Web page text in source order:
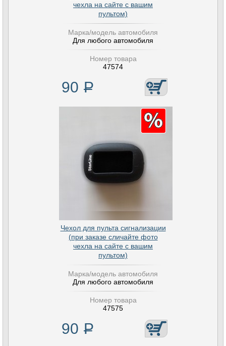
чехла на сайте с вашим
пультом)
Марка/модель автомобиля
Для любого автомобиля
Номер товара
47574
90 Р
Чехол для пульта сигнализации
(при заказе сличайте фото
чехла на сайте с вашим
пультом)
Марка/модель автомобиля
Для любого автомобиля
Номер товара
47575
90 Р